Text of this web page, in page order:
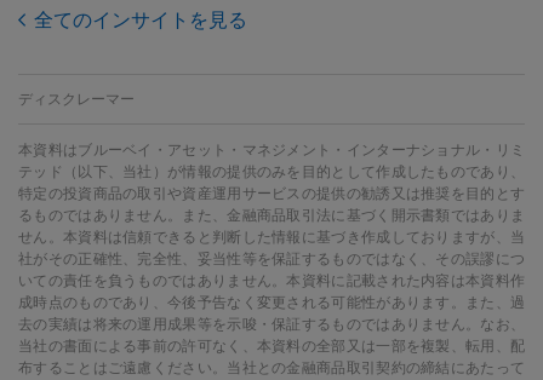
全てのインサイトを見る
ディスクレーマー
本資料はブルーベイ・アセット・マネジメント・インターナショナル・リミ
テッド（以下、当社）が情報の提供のみを目的として作成したものであり、
特定の投資商品の取引や資産運用サービスの提供の勧誘又は推奨を目的とす
るものではありません。また、金融商品取引法に基づく開示書類ではありま
せん。本資料は信頼できると判断した情報に基づき作成しておりますが、当
社がその正確性、完全性、妥当性等を保証するものではなく、その誤謬につ
いての責任を負うものではありません。本資料に記載された内容は本資料作
成時点のものであり、今後予告なく変更される可能性があります。また、過
去の実績は将来の運用成果等を示唆・保証するものではありません。なお、
当社の書面による事前の許可なく、本資料の全部又は一部を複製、転用、配
布することはご遠慮ください。当社との金融商品取引契約の締結にあたって